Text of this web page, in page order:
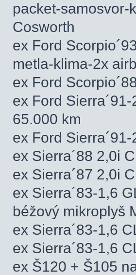
packet-samosvor-
Cosworth
ex Ford
metla-klima-2x
ex Ford
ex Ford
65.000 km
ex Ford
ex Sierra´88 2,0i
ex Sierra´87 2,0i
ex Sierra´83-1,6
béžový mikroplyš
ex Sierra´83-1,6
ex Sierra´83-1,6
ex Š120 + Š105